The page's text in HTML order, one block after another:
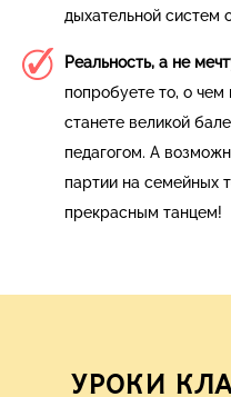
дыхательной систем
Реальность, а не
попробуете то, о
станете великой
педагогом. А
партии на семейных
прекрасным танцем!
УРОКИ